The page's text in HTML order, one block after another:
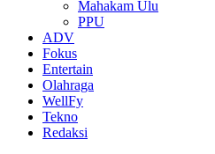
Mahakam Ulu
PPU
ADV
Fokus
Entertain
Olahraga
WellFy
Tekno
Redaksi